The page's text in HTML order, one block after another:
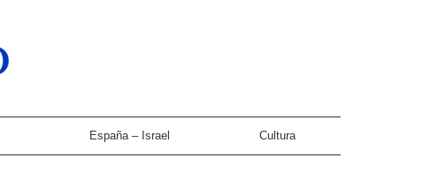
España – Israel Cultura